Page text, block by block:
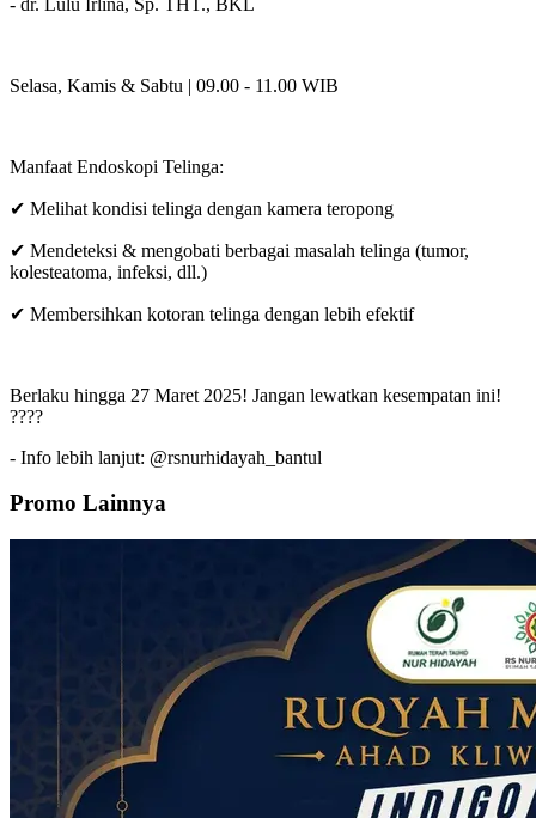
Selasa, Kamis & Sabtu | 09.00 - 11.00 WIB
Manfaat Endoskopi Telinga:
✔ Melihat kondisi telinga dengan kamera teropong
✔ Mendeteksi & mengobati berbagai masalah telinga (tumor,
kolesteatoma, infeksi, dll.)
✔ Membersihkan kotoran telinga dengan lebih efektif
Berlaku hingga 27 Maret 2025! Jangan lewatkan kesempatan ini!
????
- Info lebih lanjut: @rsnurhidayah_bantul
Promo Lainnya